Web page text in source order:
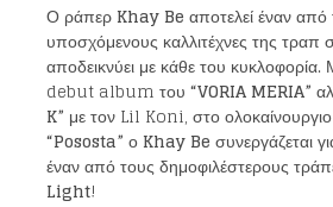
Ο ράπερ Khay Be αποτελεί έναν
υποσχόμενους καλλιτέχνες της τραπ
αποδεικνύει με κάθε του κυκλοφορία.
debut album του “VORIA MERIA”
K” με τον Lil Koni, στο
“Pososta” ο Khay Be συνεργάζεται
έναν από τους δημοφιλέστερους
Light!